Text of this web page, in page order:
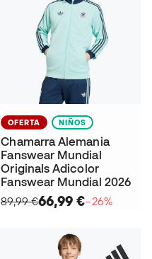
OFERTA NIÑOS
Chamarra Alemania
Fanswear Mundial
Originals Adicolor
Fanswear Mundial 2026
89,99 €66,99 €−26%